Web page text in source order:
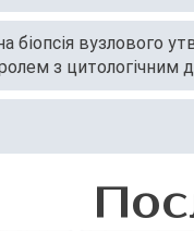
біопсія вузлового
з цитологічним